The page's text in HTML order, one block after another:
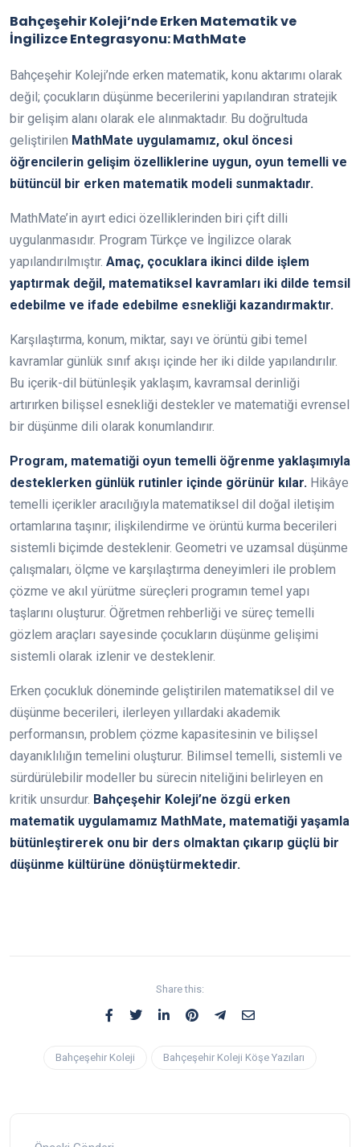
Bahçeşehir Koleji’nde Erken Matematik ve
İngilizce Entegrasyonu: MathMate
Bahçeşehir Koleji’nde erken matematik, konu aktarımı olarak
değil; çocukların düşünme becerilerini yapılandıran stratejik
bir gelişim alanı olarak ele alınmaktadır. Bu doğrultuda
geliştirilen MathMate uygulamamız, okul öncesi
öğrencilerin gelişim özelliklerine uygun, oyun temelli ve
bütüncül bir erken matematik modeli sunmaktadır.
MathMate’in ayırt edici özelliklerinden biri çift dilli
uygulanmasıdır. Program Türkçe ve İngilizce olarak
yapılandırılmıştır. Amaç, çocuklara ikinci dilde işlem
yaptırmak değil, matematiksel kavramları iki dilde temsil
edebilme ve ifade edebilme esnekliği kazandırmaktır.
Karşılaştırma, konum, miktar, sayı ve örüntü gibi temel
kavramlar günlük sınıf akışı içinde her iki dilde yapılandırılır.
Bu içerik-dil bütünleşik yaklaşım, kavramsal derinliği
artırırken bilişsel esnekliği destekler ve matematiği evrensel
bir düşünme dili olarak konumlandırır.
Program, matematiği oyun temelli öğrenme yaklaşımıyla
desteklerken günlük rutinler içinde görünür kılar. Hikâye
temelli içerikler aracılığıyla matematiksel dil doğal iletişim
ortamlarına taşınır; ilişkilendirme ve örüntü kurma becerileri
sistemli biçimde desteklenir. Geometri ve uzamsal düşünme
çalışmaları, ölçme ve karşılaştırma deneyimleri ile problem
çözme ve akıl yürütme süreçleri programın temel yapı
taşlarını oluşturur. Öğretmen rehberliği ve süreç temelli
gözlem araçları sayesinde çocukların düşünme gelişimi
sistemli olarak izlenir ve desteklenir.
Erken çocukluk döneminde geliştirilen matematiksel dil ve
düşünme becerileri, ilerleyen yıllardaki akademik
performansın, problem çözme kapasitesinin ve bilişsel
dayanıklılığın temelini oluşturur. Bilimsel temelli, sistemli ve
sürdürülebilir modeller bu sürecin niteliğini belirleyen en
kritik unsurdur. Bahçeşehir Koleji’ne özgü erken
matematik uygulamamız MathMate, matematiği yaşamla
bütünleştirerek onu bir ders olmaktan çıkarıp güçlü bir
düşünme kültürüne dönüştürmektedir.
Share this:
Bahçeşehir Koleji Bahçeşehir Koleji Köşe Yazıları